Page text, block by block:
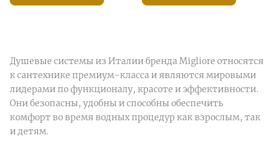
Душевые системы из Италии бренда Migliore относятся
к сантехнике премиум-класса и являются мировыми
лидерами по функционалу, красоте и эффективности.
Они безопасны, удобны и способны обеспечить
комфорт во время водных процедур как взрослым, так
и детям.